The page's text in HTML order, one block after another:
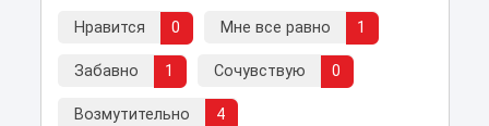
Нравится 0 Мне все равно 1
Забавно 1 Сочувствую 0
Возмутительно 4